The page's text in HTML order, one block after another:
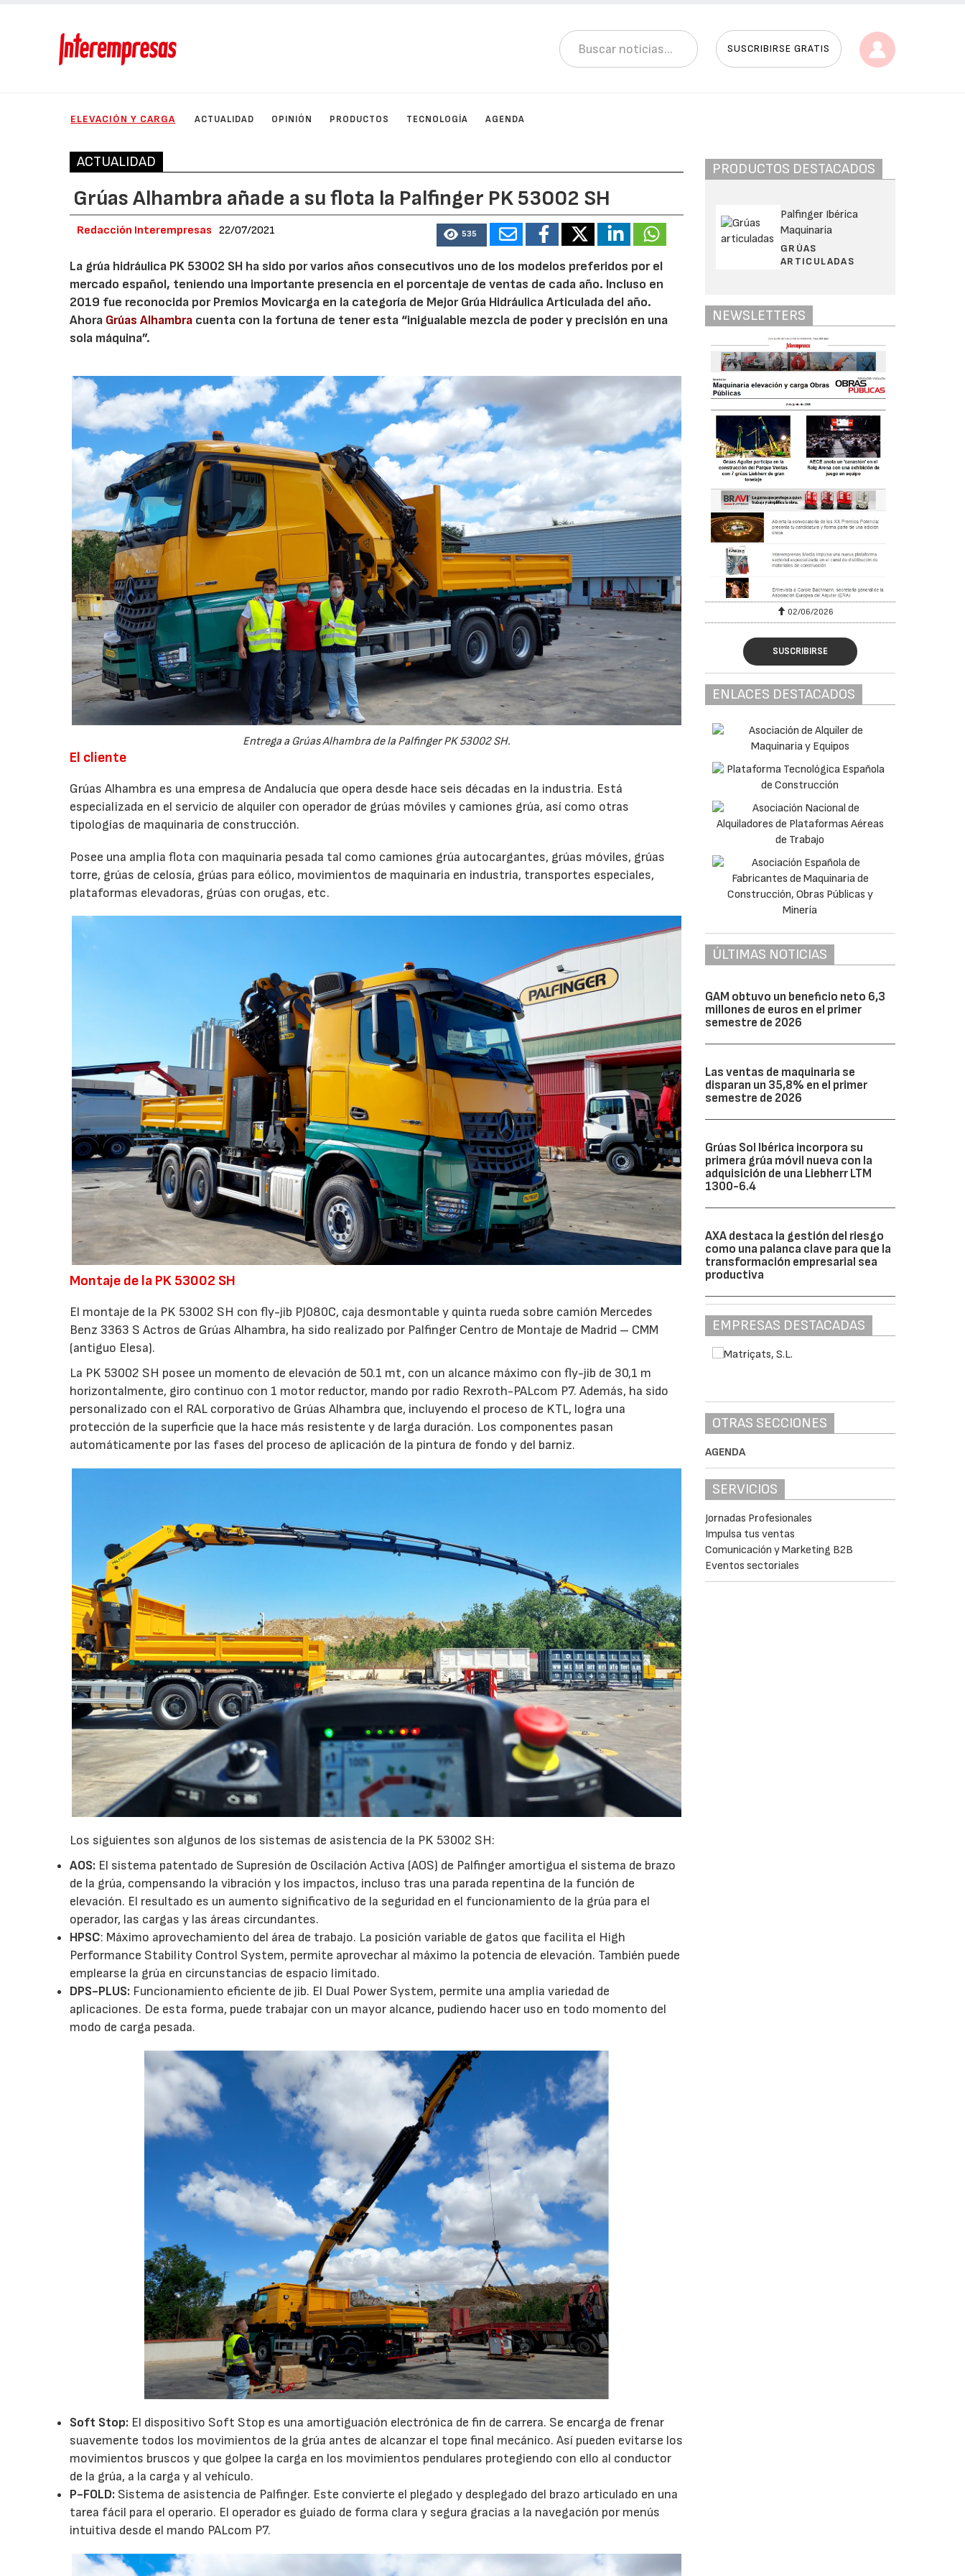
SUSCRIBIRSE GRATIS
ELEVACIÓN Y CARGA ACTUALIDAD OPINIÓN PRODUCTOS TECNOLOGÍA AGENDA
ACTUALIDAD
Grúas Alhambra añade a su flota la Palfinger PK 53002 SH
Redacción Interempresas 22/07/2021 535
La grúa hidráulica PK 53002 SH ha sido por varios años consecutivos uno de los modelos preferidos por el
mercado español, teniendo una importante presencia en el porcentaje de ventas de cada año. Incluso en
2019 fue reconocida por Premios Movicarga en la categoría de Mejor Grúa Hidráulica Articulada del año.
Ahora Grúas Alhambra cuenta con la fortuna de tener esta “inigualable mezcla de poder y precisión en una
sola máquina”.
Entrega a Grúas Alhambra de la Palfinger PK 53002 SH.
El cliente
Grúas Alhambra es una empresa de Andalucía que opera desde hace seis décadas en la industria. Está
especializada en el servicio de alquiler con operador de grúas móviles y camiones grúa, así como otras
tipologías de maquinaria de construcción.
Posee una amplia flota con maquinaria pesada tal como camiones grúa autocargantes, grúas móviles, grúas
torre, grúas de celosía, grúas para eólico, movimientos de maquinaria en industria, transportes especiales,
plataformas elevadoras, grúas con orugas, etc.
Montaje de la PK 53002 SH
El montaje de la PK 53002 SH con fly-jib PJ080C, caja desmontable y quinta rueda sobre camión Mercedes
Benz 3363 S Actros de Grúas Alhambra, ha sido realizado por Palfinger Centro de Montaje de Madrid – CMM
(antiguo Elesa).
La PK 53002 SH posee un momento de elevación de 50.1 mt, con un alcance máximo con fly-jib de 30,1 m
horizontalmente, giro continuo con 1 motor reductor, mando por radio Rexroth-PALcom P7. Además, ha sido
personalizado con el RAL corporativo de Grúas Alhambra que, incluyendo el proceso de KTL, logra una
protección de la superficie que la hace más resistente y de larga duración. Los componentes pasan
automáticamente por las fases del proceso de aplicación de la pintura de fondo y del barniz.
Los siguientes son algunos de los sistemas de asistencia de la PK 53002 SH:
AOS: El sistema patentado de Supresión de Oscilación Activa (AOS) de Palfinger amortigua el sistema de brazo
de la grúa, compensando la vibración y los impactos, incluso tras una parada repentina de la función de
elevación. El resultado es un aumento significativo de la seguridad en el funcionamiento de la grúa para el
operador, las cargas y las áreas circundantes.
HPSC: Máximo aprovechamiento del área de trabajo. La posición variable de gatos que facilita el High
Performance Stability Control System, permite aprovechar al máximo la potencia de elevación. También puede
emplearse la grúa en circunstancias de espacio limitado.
DPS-PLUS: Funcionamiento eficiente de jib. El Dual Power System, permite una amplia variedad de
aplicaciones. De esta forma, puede trabajar con un mayor alcance, pudiendo hacer uso en todo momento del
modo de carga pesada.
Soft Stop: El dispositivo Soft Stop es una amortiguación electrónica de fin de carrera. Se encarga de frenar
suavemente todos los movimientos de la grúa antes de alcanzar el tope final mecánico. Así pueden evitarse los
movimientos bruscos y que golpee la carga en los movimientos pendulares protegiendo con ello al conductor
de la grúa, a la carga y al vehículo.
P-FOLD: Sistema de asistencia de Palfinger. Este convierte el plegado y desplegado del brazo articulado en una
tarea fácil para el operario. El operador es guiado de forma clara y segura gracias a la navegación por menús
intuitiva desde el mando PALcom P7.
PRODUCTOS DESTACADOS
Palfinger Ibérica
Maquinaria
GRÚAS
ARTICULADAS
NEWSLETTERS
02/06/2026 07/07/2026 02/06/2026 07/07/2026
SUSCRIBIRSE
ENLACES DESTACADOS
ÚLTIMAS NOTICIAS
GAM obtuvo un beneficio neto 6,3
millones de euros en el primer
semestre de 2026
Las ventas de maquinaria se
disparan un 35,8% en el primer
semestre de 2026
Grúas Sol Ibérica incorpora su
primera grúa móvil nueva con la
adquisición de una Liebherr LTM
1300-6.4
AXA destaca la gestión del riesgo
como una palanca clave para que la
transformación empresarial sea
productiva
EMPRESAS DESTACADAS
OTRAS SECCIONES
AGENDA
SERVICIOS
Jornadas Profesionales
Impulsa tus ventas
Comunicación y Marketing B2B
Eventos sectoriales